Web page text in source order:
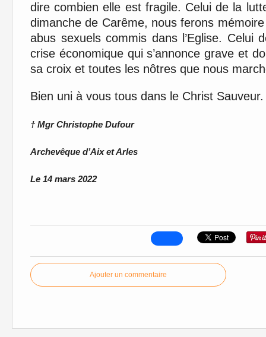
dire combien elle est fragile. Celui de la
dimanche de Carême, nous ferons
abus sexuels commis dans l’Eglise.
crise économique qui s’annonce grave et
sa croix et toutes les nôtres que nous
Bien uni à vous tous dans le Christ Sauveur.
† Mgr Christophe Dufour
Archevêque d’Aix et Arles
Le 14 mars 2022
Ajouter un commentaire